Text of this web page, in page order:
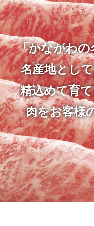
「かながわの
名産地とし
精込めて育
肉をお客様